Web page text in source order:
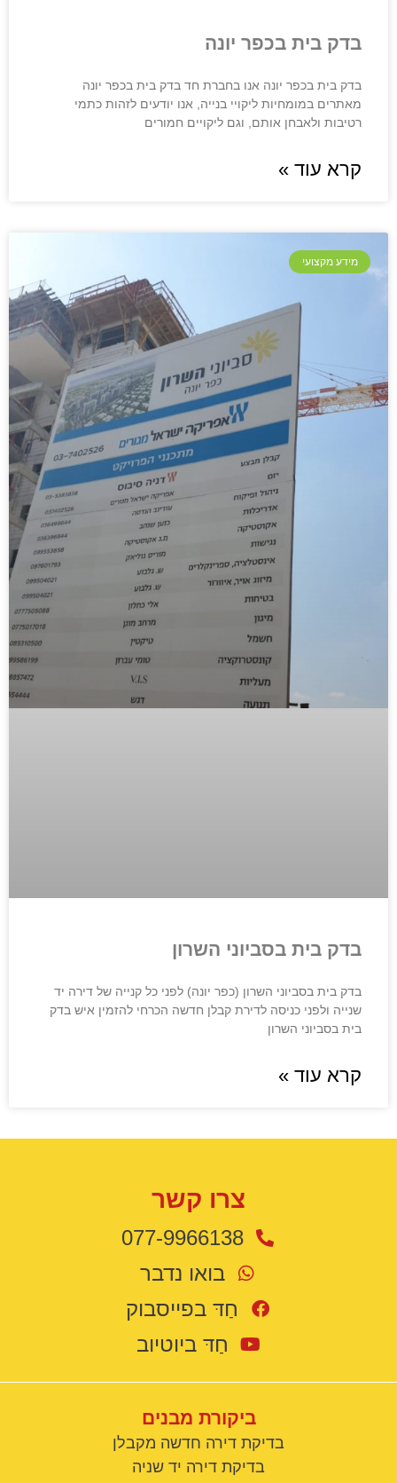
בדק בית בכפר יונה
בדק בית בכפר יונה אנו בחברת חד בדק בית בכפר יונה
מאתרים במומחיות ליקויי בנייה, אנו יודעים לזהות כתמי
רטיבות ולאבחן אותם, וגם ליקויים חמורים
קרא עוד »
מידע מקצועי
בדק בית בסביוני השרון
בדק בית בסביוני השרון (כפר יונה) לפני כל קנייה של דירה יד
שנייה ולפני כניסה לדירת קבלן חדשה הכרחי להזמין איש בדק
בית בסביוני השרון
קרא עוד »
צרו קשר
077-9966138
בואו נדבר
חַדּ בפייסבוק
חַדּ ביוטיוב
ביקורת מבנים
בדיקת דירה חדשה מקבלן
בדיקת דירה יד שניה